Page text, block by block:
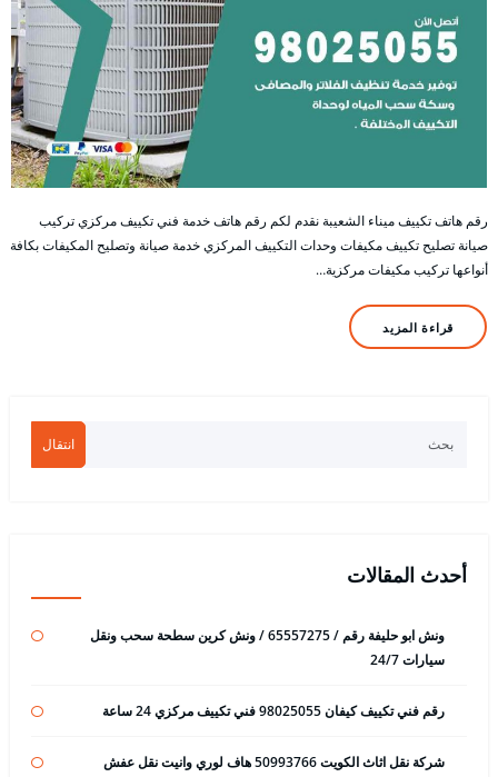
رقم هاتف تكييف ميناء الشعيبة نقدم لكم رقم هاتف خدمة فني تكييف مركزي تركيب
صيانة تصليح تكييف مكيفات وحدات التكييف المركزي خدمة صيانة وتصليح المكيفات بكافة
أنواعها تركيب مكيفات مركزية…
قراءة المزيد
انتقال
أحدث المقالات
ونش ابو حليفة رقم / 65557275 / ونش كرين سطحة سحب ونقل
سيارات 24/7
رقم فني تكييف كيفان 98025055 فني تكييف مركزي 24 ساعة
شركة نقل اثاث الكويت 50993766 هاف لوري وانيت نقل عفش